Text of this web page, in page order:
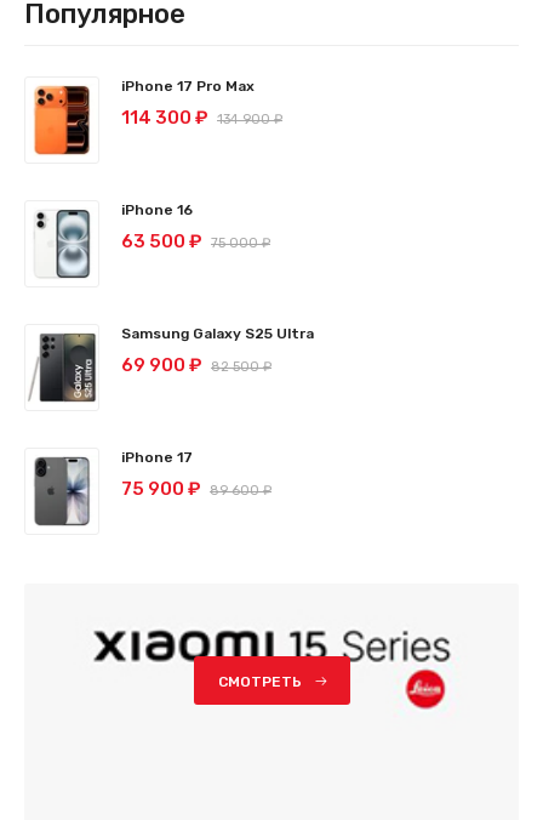
Популярное
iPhone 17 Pro Max
114 300 ₽ 134 900 ₽
iPhone 16
63 500 ₽ 75 000 ₽
Samsung Galaxy S25 Ultra
69 900 ₽ 82 500 ₽
iPhone 17
75 900 ₽ 89 600 ₽
СМОТРЕТЬ